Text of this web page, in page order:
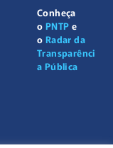
Conheça
o PNTP e
o Radar da
Transparênci
a Pública